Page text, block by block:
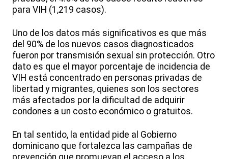
para VIH (1,219 casos).
Uno de los datos más significativos es que más
del 90% de los nuevos casos diagnosticados
fueron por transmisión sexual sin protección. Otro
dato es que el mayor porcentaje de incidencia de
VIH está concentrado en personas privadas de
libertad y migrantes, quienes son los sectores
más afectados por la dificultad de adquirir
condones a un costo económico o gratuitos.
En tal sentido, la entidad pide al Gobierno
dominicano que fortalezca las campañas de